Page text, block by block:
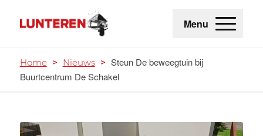
Menu
Home > Nieuws > Steun De beweegtuin bij
Buurtcentrum De Schakel